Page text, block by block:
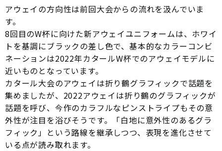
アウェイの方向性は前回大会からの流れを汲んでいま
す。
8回目のW杯に向けた新アウェイユニフォームは、ホワイ
トを基調にブラックの差し色で、基本的なカラーコンビ
ネーションは2022年カタールW杯でのアウェイモデルに
近いものとなっています。
カタール大会のアウェイは折り鶴グラフィックで話題を
集めましたが、2022アウェイは折り鶴のグラフィックが
話題を呼び、今作のカラフルなピンストライプもその意
外性が注目を浴びそうです。「白地に意外性のあるグラ
フィック」という路線を継承しつつ、表現を進化させて
いる点が読み取れます。